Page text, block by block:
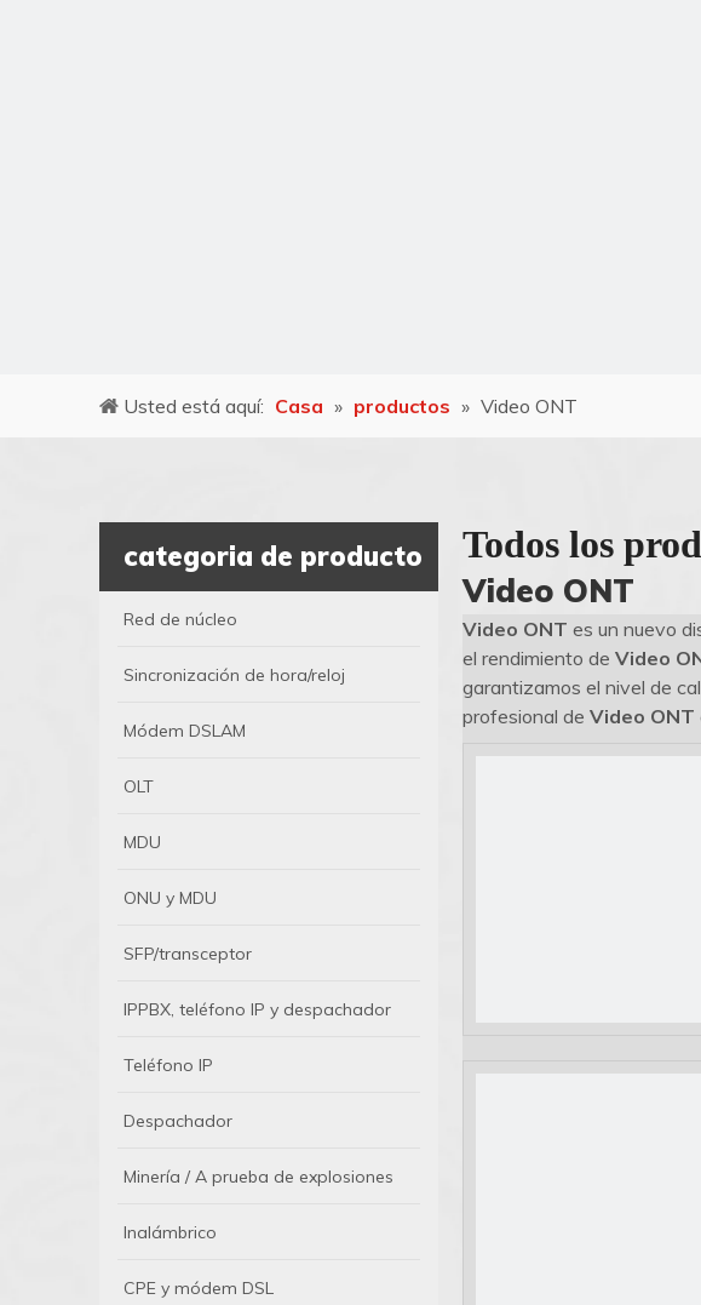
Usted está aquí: Casa » productos » Video ONT
categoria de producto
Red de núcleo
Sincronización de hora/reloj
Módem DSLAM
OLT
MDU
ONU y MDU
SFP/transceptor
IPPBX, teléfono IP y despachador
Teléfono IP
Despachador
Minería / A prueba de explosiones
Inalámbrico
CPE y módem DSL
Todos los
Video ONT
Video ONT es un nuevo
el rendimiento de Video
garantizamos el nivel de
profesional de Video ONT